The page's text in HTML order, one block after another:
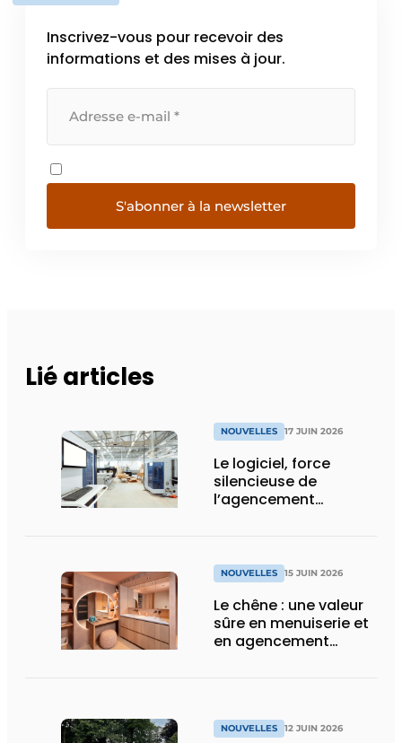
Inscrivez-vous pour recevoir des
informations et des mises à jour.
S'abonner à la newsletter
Lié articles
NOUVELLES 17 JUIN 2026
Le logiciel, force
silencieuse de
l’agencement
NOUVELLES 15 JUIN 2026
Le chêne : une valeur
sûre en menuiserie et
en agencement
NOUVELLES 12 JUIN 2026